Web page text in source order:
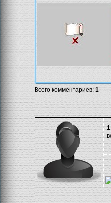
Всего комментариев: 1
1.